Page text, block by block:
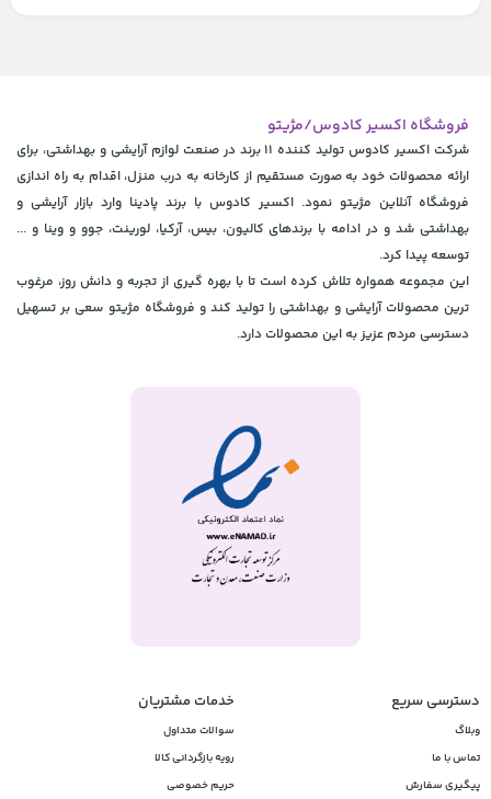
فروشگاه اکسیر کادوس/مژیتو
شرکت اکسیر کادوس تولید کننده 11 برند در صنعت لوازم آرایشی و بهداشتی، برای
ارائه محصولات خود به صورت مستقیم از کارخانه به درب منزل، اقدام به راه اندازی
فروشگاه آنلاین مژیتو نمود. اکسیر کادوس با برند پادینا وارد بازار آرایشی و
بهداشتی شد و در ادامه با برندهای کالیون، بیس، آرکیا، لورینت، جوو و وینا و ...
توسعه پیدا کرد.
این مجموعه همواره تلاش کرده است تا با بهره گیری از تجربه و دانش روز، مرغوب
ترین محصولات آرایشی و بهداشتی را تولید کند و فروشگاه مژیتو سعی بر تسهیل
دسترسی مردم عزیز به این محصولات دارد.
دسترسی سریع
وبلاگ
تماس با ما
پیگیری سفارش
خدمات مشتریان
سوالات متداول
رویه بازگردانی کالا
حریم خصوصی